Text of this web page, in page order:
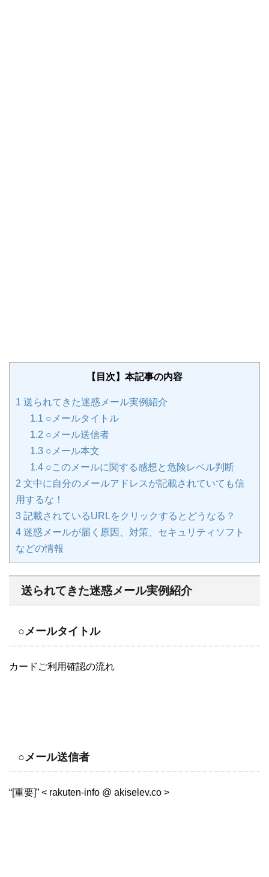
【目次】本記事の内容
1 送られてきた迷惑メール実例紹介
1.1 ○メールタイトル
1.2 ○メール送信者
1.3 ○メール本文
1.4 ○このメールに関する感想と危険レベル判断
2 文中に自分のメールアドレスが記載されていても信
用するな！
3 記載されているURLをクリックするとどうなる？
4 迷惑メールが届く原因、対策、セキュリティソフト
などの情報
送られてきた迷惑メール実例紹介
○メールタイトル
カードご利用確認の流れ
○メール送信者
“[重要]” < rakuten-info @ akiselev.co >